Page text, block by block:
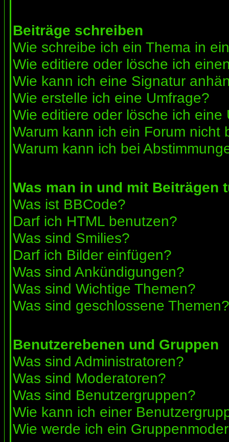
Beiträge schreiben
Wie schreibe ich ein Thema in
Wie editiere oder lösche ich
Wie kann ich eine Signatur
Wie erstelle ich eine Umfrage?
Wie editiere oder lösche ich eine
Warum kann ich ein Forum nicht
Warum kann ich bei
Was man in und mit Beiträgen
Was ist BBCode?
Darf ich HTML benutzen?
Was sind Smilies?
Darf ich Bilder einfügen?
Was sind Ankündigungen?
Was sind Wichtige Themen?
Was sind geschlossene Themen?
Benutzerebenen und Gruppen
Was sind Administratoren?
Was sind Moderatoren?
Was sind Benutzergruppen?
Wie kann ich einer
Wie werde ich ein